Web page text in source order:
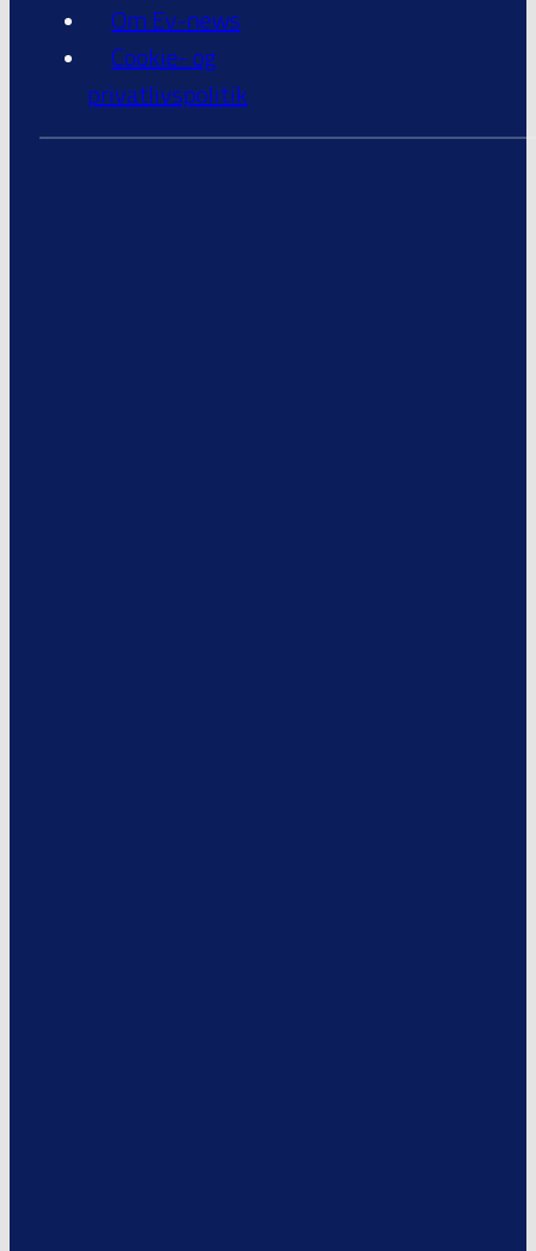
Om Ev-news
Cookie- og
privatlivspolitik